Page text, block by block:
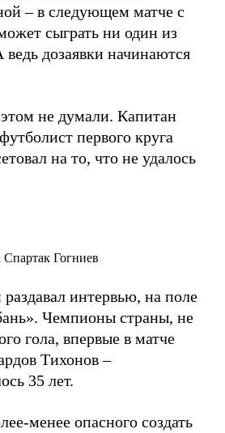
– в следующем матче с
сыграть ни один из
дозаявки начинаются
не думали. Капитан
первого круга
на то, что не удалось
Гогниев
интервью, на поле
Чемпионы страны, не
гола, впервые в матче
Тихонов –
35 лет.
менее опасного создать